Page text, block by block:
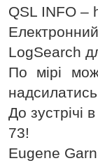
QSL INFO –
LogSearch
По мірі
До зустрічі
73!
Eugene